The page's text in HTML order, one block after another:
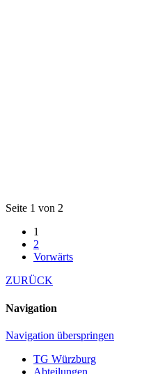
Seite 1 von 2
1
2
Vorwärts
ZURÜCK
Navigation
Navigation überspringen
TG Würzburg
Abteilungen